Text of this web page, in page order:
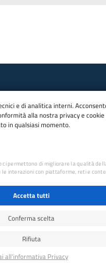
- 20124 Milano
preferenze cookie
e di analitica interni.
alla nostra privacy e cookie
in qualsiasi momento.
permettono di migliorare la qualità
interazioni con piattaforme, reti e
Accetta tutti
Conferma scelta
Rifiuta